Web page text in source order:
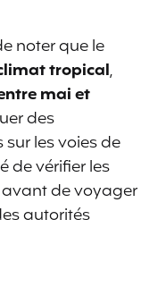
noter que le
tropical,
mai et
des
les voies de
de vérifier les
de voyager
autorités